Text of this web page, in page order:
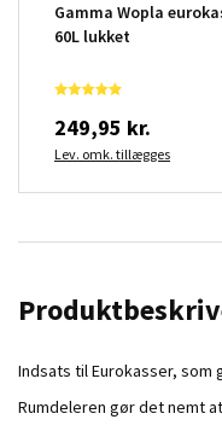
Gamma Wopla
60L lukket
249,95 kr.
Lev. omk. tillægges
Indsats til Eurokasser, som
Rumdeleren gør det nemt